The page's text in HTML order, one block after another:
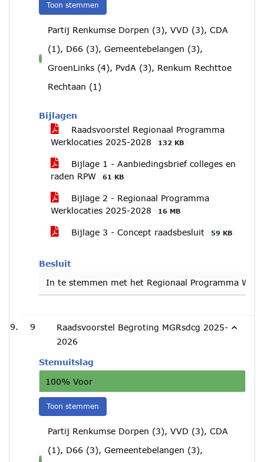
Toon stemmen
voor
Partij Renkumse Dorpen (3), VVD (3), CDA
(1), D66 (3), Gemeentebelangen (3),
GroenLinks (4), PvdA (3), Renkum Rechttoe
Rechtaan (1)
Bijlagen
Raadsvoorstel Regionaal Programma
Werklocaties 2025-2028
132 KB
Bijlage 1 - Aanbiedingsbrief colleges en
raden RPW
61 KB
Bijlage 2 - Regionaal Programma
Werklocaties 2025-2028
16 MB
Bijlage 3 - Concept raadsbesluit 59 KB
Besluit
In te stemmen met het Regionaal Programma
9
Raadsvoorstel Begroting MGRsdcg 2025-
2026
Stemuitslag
100% Voor
Toon stemmen
Partij Renkumse Dorpen (3), VVD (3), CDA
(1), D66 (3), Gemeentebelangen (3),